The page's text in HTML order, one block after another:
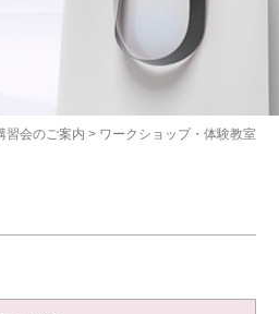
習会のご案内 > ワークショップ・体験教室